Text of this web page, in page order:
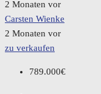
2 Monaten vor
Carsten Wienke
2 Monaten vor
zu verkaufen
789.000€